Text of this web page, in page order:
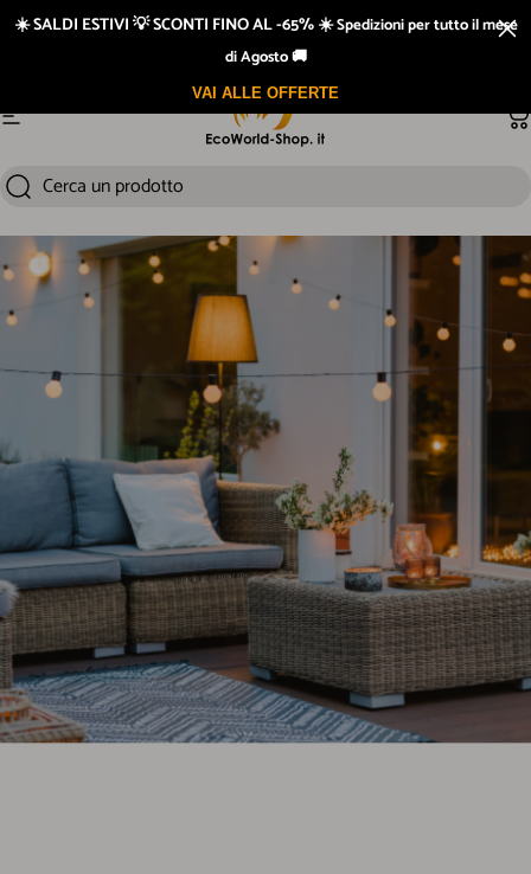
Vai direttamente ai contenuti
Navigazione del sito
CercaCerca un prodotto
☀️ SALDI ESTIVI 💡 SCONTI FINO AL -65% ☀️Spedizioni per tutto il mese
di Agosto 🚚
VAI ALLE OFFERTE